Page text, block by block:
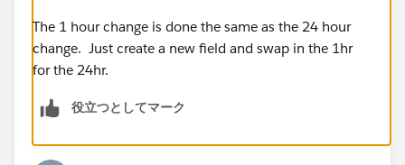
The 1 hour change is done the same as the 24 hour
change. Just create a new field and swap in the 1hr
for the 24hr.
役立つとしてマーク